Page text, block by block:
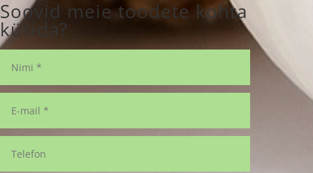
Soovid meie toodete kohta
küsida?